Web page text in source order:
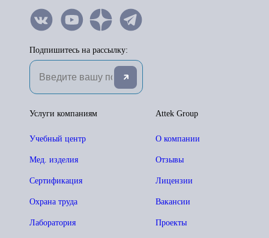
Подпишитесь на рассылку:
Attek Group
О компании
Отзывы
Лицензии
Вакансии
Проекты
Услуги компаниям
Учебный центр
Мед. изделия
Сертификация
Охрана труда
Лаборатория